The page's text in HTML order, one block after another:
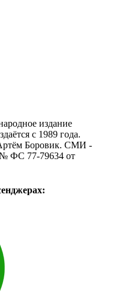
издание
с 1989 года.
Боровик. CМИ -
№ ФС 77-79634 от